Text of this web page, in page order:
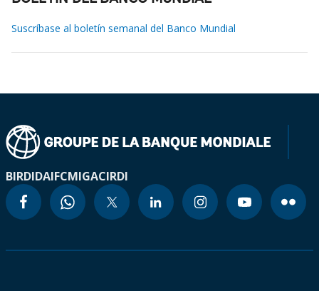
Suscríbase al boletín semanal del Banco Mundial
BIRDIDAIFCMIGACIRDI